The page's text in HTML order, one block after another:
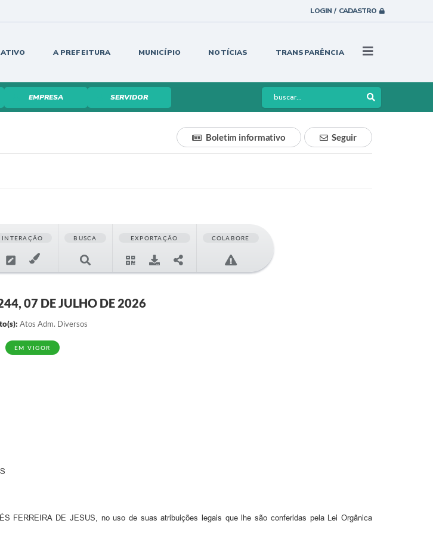
LOGIN / CADASTRO
A PREFEITURA MUNICÍPIO NOTÍCIAS TRANSPARÊNCIA
EMPRESA SERVIDOR
Seguir
Boletim informativo
INTERAÇÃO BUSCA EXPORTAÇÃO COLABORE
07 DE JULHO DE 2026
Atos Adm. Diversos
EM VIGOR
FERREIRA DE JESUS, no uso de suas atribuições legais que lhe são conferidas pela Lei Orgânica